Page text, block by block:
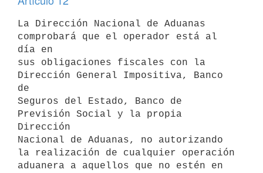
La Dirección Nacional de Aduanas
comprobará que el operador está al
día en
sus obligaciones fiscales con la
Dirección General Impositiva, Banco
de
Seguros del Estado, Banco de
Previsión Social y la propia
Dirección
Nacional de Aduanas, no autorizando
la realización de cualquier operación
aduanera a aquellos que no estén en